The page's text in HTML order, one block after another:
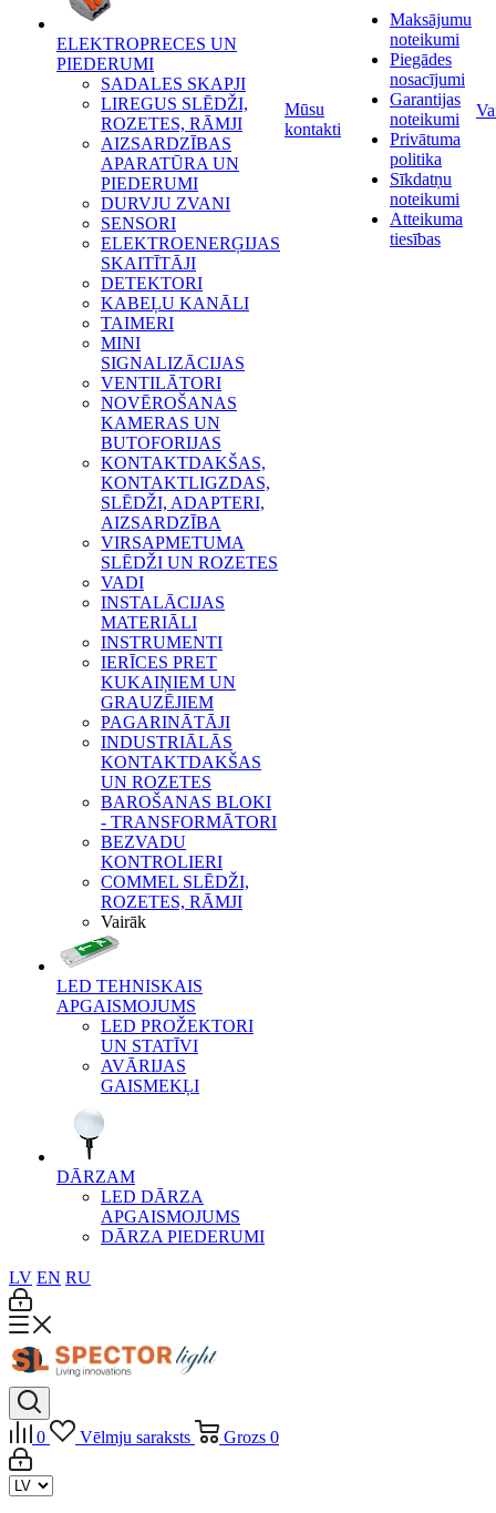
ELEKTROPRECES UN
PIEDERUMI
SADALES SKAPJI
LIREGUS SLĒDŽI,
ROZETES, RĀMJI
AIZSARDZĪBAS
APARATŪRA UN
PIEDERUMI
DURVJU ZVANI
SENSORI
ELEKTROENERĢIJAS
SKAITĪTĀJI
DETEKTORI
KABEĻU KANĀLI
TAIMERI
MINI
SIGNALIZĀCIJAS
VENTILĀTORI
NOVĒROŠANAS
KAMERAS UN
BUTOFORIJAS
KONTAKTDAKŠAS,
KONTAKTLIGZDAS,
SLĒDŽI, ADAPTERI,
AIZSARDZĪBA
VIRSAPMETUMA
SLĒDŽI UN ROZETES
VADI
INSTALĀCIJAS
MATERIĀLI
INSTRUMENTI
IERĪCES PRET
KUKAIŅIEM UN
GRAUZĒJIEM
PAGARINĀTĀJI
INDUSTRIĀLĀS
KONTAKTDAKŠAS
UN ROZETES
BAROŠANAS BLOKI
- TRANSFORMĀTORI
BEZVADU
KONTROLIERI
COMMEL SLĒDŽI,
ROZETES, RĀMJI
Vairāk
LED TEHNISKAIS
APGAISMOJUMS
LED PROŽEKTORI
UN STATĪVI
AVĀRIJAS
GAISMEKĻI
DĀRZAM
LED DĀRZA
APGAISMOJUMS
DĀRZA PIEDERUMI
Mūsu
kontakti
Maksājumu
noteikumi
Piegādes
nosacījumi
Garantijas
noteikumi
Privātuma
politika
Sīkdatņu
noteikumi
Atteikuma
tiesības
LV EN RU
0 Vēlmju saraksts Grozs 0